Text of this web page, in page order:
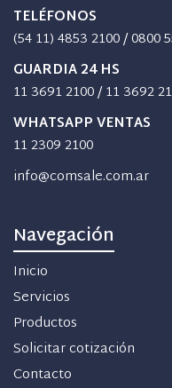
TELÉFONOS
(54 11) 4853 2100/0800
GUARDIA 24 HS
11 3691 2100/11 3692
WHATSAPP VENTAS
11 2309 2100
info@comsale.com.ar
Navegación
Inicio
Servicios
Productos
Solicitar cotización
Contacto